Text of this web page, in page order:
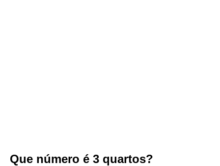
Que número é 3 quartos?